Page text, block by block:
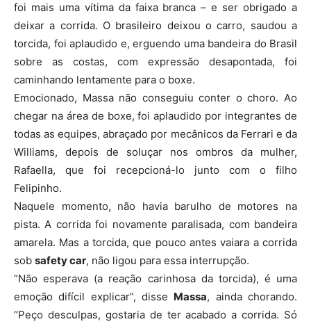
foi mais uma vítima da faixa branca – e ser obrigado a
deixar a corrida. O brasileiro deixou o carro, saudou a
torcida, foi aplaudido e, erguendo uma bandeira do Brasil
sobre as costas, com expressão desapontada, foi
caminhando lentamente para o boxe.
Emocionado, Massa não conseguiu conter o choro. Ao
chegar na área de boxe, foi aplaudido por integrantes de
todas as equipes, abraçado por mecânicos da Ferrari e da
Williams, depois de soluçar nos ombros da mulher,
Rafaella, que foi recepcioná-lo junto com o filho
Felipinho.
Naquele momento, não havia barulho de motores na
pista. A corrida foi novamente paralisada, com bandeira
amarela. Mas a torcida, que pouco antes vaiara a corrida
sob safety car, não ligou para essa interrupção.
“Não esperava (a reação carinhosa da torcida), é uma
emoção difícil explicar”, disse Massa, ainda chorando.
“Peço desculpas, gostaria de ter acabado a corrida. Só